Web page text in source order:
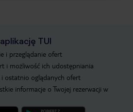
TUI
i przeglądanie ofert
i możliwość ich udostępniania
ostatnio oglądanych ofert
informacje o Twojej rezerwacji w